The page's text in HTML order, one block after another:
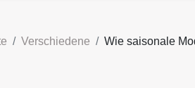
Verschiedene Wie saisonale